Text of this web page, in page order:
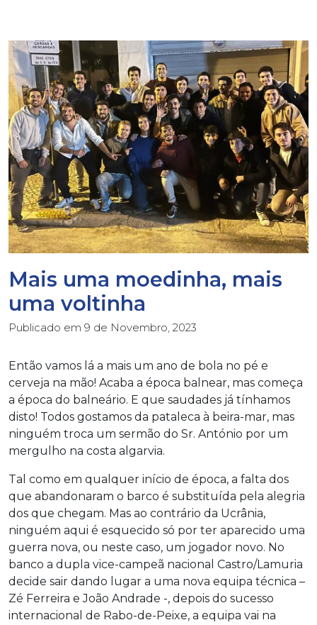
Mais uma moedinha, mais
uma voltinha
Publicado em 9 de Novembro, 2023
Então vamos lá a mais um ano de bola no pé e
cerveja na mão! Acaba a época balnear, mas começa
a época do balneário. E que saudades já tínhamos
disto! Todos gostamos da pataleca à beira-mar, mas
ninguém troca um sermão do Sr. António por um
mergulho na costa algarvia.
Tal como em qualquer início de época, a falta dos
que abandonaram o barco é substituída pela alegria
dos que chegam. Mas ao contrário da Ucrânia,
ninguém aqui é esquecido só por ter aparecido uma
guerra nova, ou neste caso, um jogador novo. No
banco a dupla vice-campeã nacional Castro/Lamuria
decide sair dando lugar a uma nova equipa técnica –
Zé Ferreira e João Andrade -, depois do sucesso
internacional de Rabo-de-Peixe, a equipa vai na